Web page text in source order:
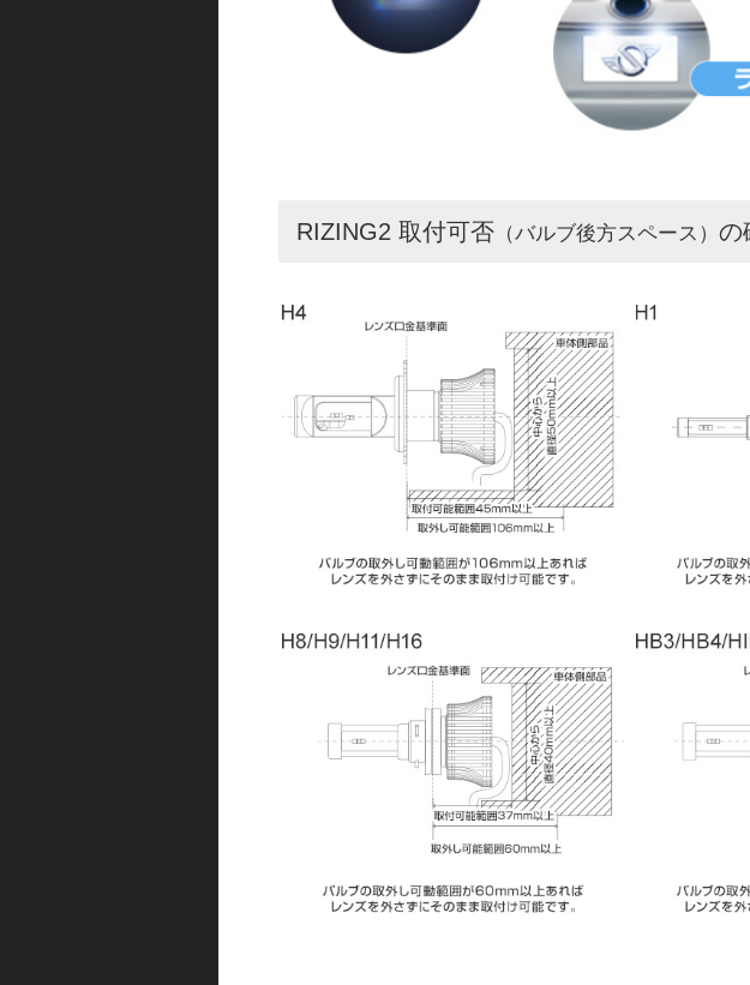
RIZING2 取付可否 （バルブ後方スペース） の